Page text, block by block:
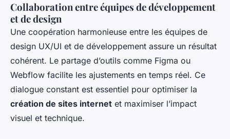
Collaboration entre équipes de développement
et de design
Une coopération harmonieuse entre les équipes de
design UX/UI et de développement assure un résultat
cohérent. Le partage d’outils comme Figma ou
Webflow facilite les ajustements en temps réel. Ce
dialogue constant est essentiel pour optimiser la
création de sites internet et maximiser l’impact
visuel et technique.